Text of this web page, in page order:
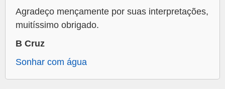
Agradeço mençamente por suas interpretações,
muitíssimo obrigado.
B Cruz
Sonhar com água